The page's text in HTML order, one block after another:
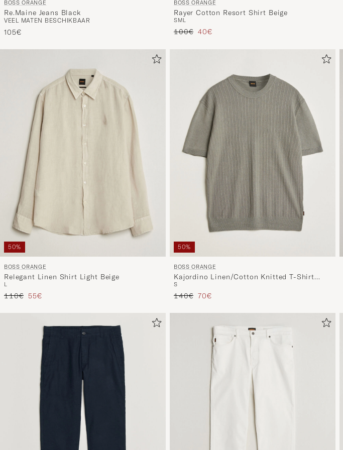
BOSS ORANGE
Re.Maine Jeans Black
VEEL MATEN BESCHIKBAAR
105€
BOSS ORANGE
Rayer Cotton Resort Shirt Beige
SML
Reguliere prijs
100€ Verlaagd prijs
40€
50%
BOSS ORANGE
Relegant Linen Shirt Light Beige
L
Reguliere prijs
110€ Verlaagd prijs
55€
50%
BOSS ORANGE
Kajordino Linen/Cotton Knitted T-Shirt
Green
S
Reguliere prijs
140€ Verlaagd prijs
70€